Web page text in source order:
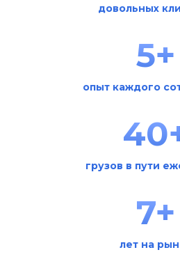
довольных
5+
опыт каждого
грузов в пути
7+
лет на